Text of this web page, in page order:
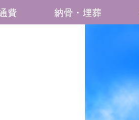
費 納骨・埋葬